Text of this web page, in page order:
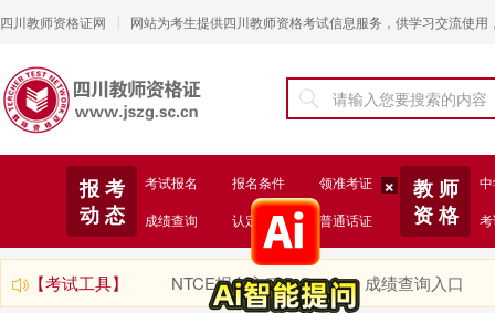
四川教师资格证网 网站为考生提供四川教师资格考试信息服务，供学习交流使
报 考
动 态
考试报名 报名条件
领准考证
成绩查询
认定注册 普通话证
教 师
资 格
【考试工具】 NTCE报名入口 成绩查询入口
×